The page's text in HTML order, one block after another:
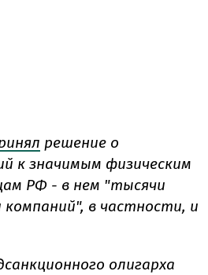
решение о
к значимым физическим
РФ - в нем "тысячи
в частности, и
олигарха